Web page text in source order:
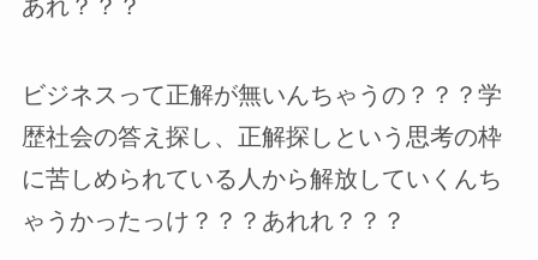
あれ？？？
ビジネスって正解が無いんちゃうの？？？学
歴社会の答え探し、正解探しという思考の枠
に苦しめられている人から解放していくんち
ゃうかったっけ？？？あれれ？？？